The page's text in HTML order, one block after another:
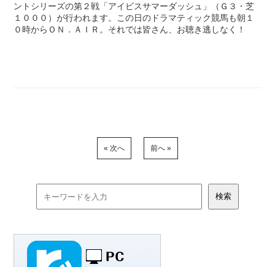
ントシリーズの第２戦「アイビスサマーダッシュ」（Ｇ３・芝
１０００）が行われます。この日のドラマティック競馬も朝１
０時からＯＮ．ＡＩＲ。それでは皆さん、お聴き逃しなく！
« 次へ 前へ »